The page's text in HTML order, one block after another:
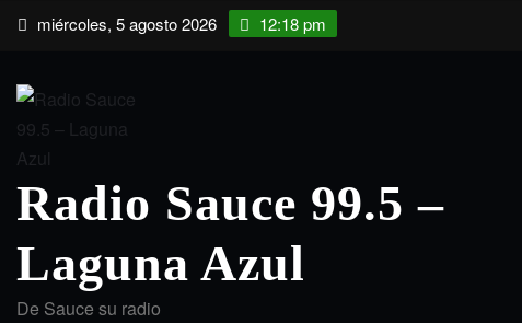
Saltar miércoles, 5 agosto 2026 12:18 pm
Radio Sauce 99.5 –
Laguna Azul
De Sauce su radio